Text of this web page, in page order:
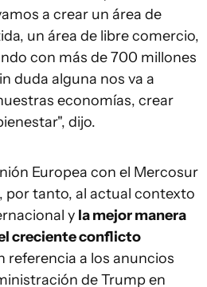
a crear un área de
un área de libre comercio,
con más de 700 millones
duda alguna nos va a
economías, crear
dijo.
Europea con el Mercosur
por tanto, al actual contexto
y la mejor manera
creciente conflicto
referencia a los anuncios
de Trump en